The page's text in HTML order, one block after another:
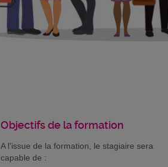
Objectifs de la formation
A l'issue de la formation, le stagiaire sera
capable de :